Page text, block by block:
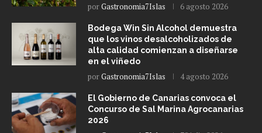
porGastronomia7Islas 6 agosto 2026
Bodega Win Sin Alcohol demuestra
que los vinos desalcoholizados de
alta calidad comienzan a diseñarse
en el viñedo
porGastronomia7Islas 4 agosto 2026
El Gobierno de Canarias convoca el
Concurso de Sal Marina Agrocanarias
2026